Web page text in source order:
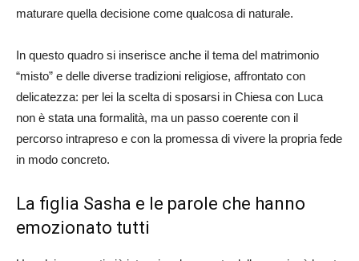
maturare quella decisione come qualcosa di naturale.
In questo quadro si inserisce anche il tema del matrimonio
“misto” e delle diverse tradizioni religiose, affrontato con
delicatezza: per lei la scelta di sposarsi in Chiesa con Luca
non è stata una formalità, ma un passo coerente con il
percorso intrapreso e con la promessa di vivere la propria fede
in modo concreto.
La figlia Sasha e le parole che hanno
emozionato tutti